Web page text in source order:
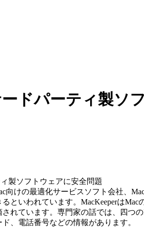
ドパーティ製ソ
向けの最適化サービスソフト会社、
といわれています。MacKeeperは
れています。専門家の話では、四つ
、電話番号などの情報があります。